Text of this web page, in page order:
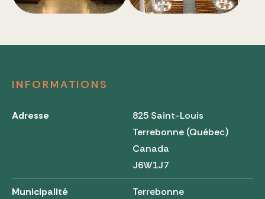
INFORMATIONS
Adresse
825 Saint-Louis
Terrebonne (Québec)
Canada
J6W1J7
Municipalité Terrebonne